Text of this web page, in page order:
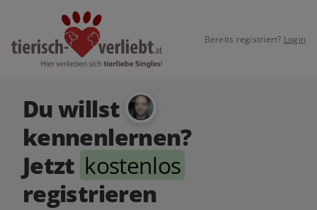
Bereits registriert? Login
Du willst
kennenlernen?
Jetzt kostenlos
registrieren